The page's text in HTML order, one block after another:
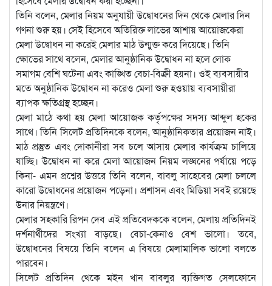
তিনি বলেন, মেলার নিয়ম অনুযায়ী উদ্বোধনের দিন থেকে মেলার দিন
গণনা শুরু হয়। সেই হিসেবে অতিরিক্ত লাভের আশায় আয়োজকেরা
মেলা উদ্বোধন না করেই মেলার মাঠ উন্মুক্ত করে দিয়েছে। তিনি
ক্ষোভের সাথে বলেন, মেলার আনুষ্ঠানিক উদ্বোধন না হলে লোক
সমাগম বেশি ঘটেনা এবং কাঙ্খিত বেচা-বিক্রী হয়না। ওই ব্যবসায়ীর
মতে অনুষ্ঠানিক উদ্বোধন না করেও মেলা শুরু হওয়ায় ব্যবসায়ীরা
ব্যাপক ক্ষতিগ্রস্থ হচ্ছেন।
মেলা মাঠে কথা হয় মেলা আয়োজক কর্তৃপক্ষের সদস্য আব্দুল হকের
সাথে। তিনি সিলেট প্রতিদিনকে বলেন, আনুষ্ঠানিকতার প্রয়োজন নাই।
মাঠ প্রস্তুত এবং দোকানীরা সব চলে আসায় মেলার কার্যক্রম চালিয়ে
যাচ্ছি। উদ্বোধন না করে মেলা আয়োজন নিয়ম লঙ্ঘনের পর্যায়ে পড়ে
কিনা- এমন প্রশ্নের উত্তরে তিনি বলেন, বাবলু সাহেবের মেলা চললে
কারো উদ্বোধনের প্রয়োজন পড়েনা। প্রশাসন এবং মিডিয়া সবই রয়েছে
উনার নিয়ন্ত্রণে।
মেলার সহকারি রিপন দেব এই প্রতিবেদককে বলেন, মেলায় প্রতিদিনই
দর্শনার্থীদের সংখ্যা বাড়ছে। বেচা-কেনাও বেশ ভালো। তবে,
উদ্বোধনের বিষয়ে তিনি বলেন এ বিষয়ে মেলামালিক ভালো বলতে
পারবেন।
সিলেট প্রতিদিন থেকে মইন খান বাবলুর ব্যক্তিগত সেলফোনে